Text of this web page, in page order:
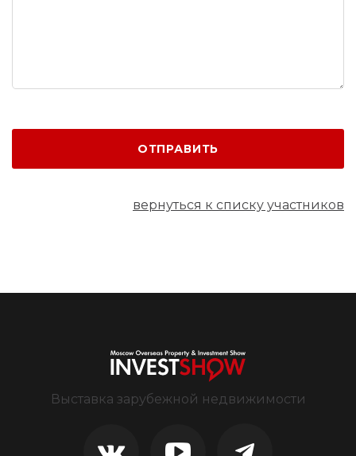
ОТПРАВИТЬ
вернуться к списку участников
Выставка зарубежной недвижимости